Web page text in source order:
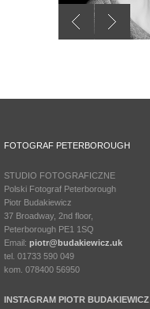
FOTOGRAF PETERBOROUGH
STUDIO FOTOGRAFICZNE
Polski Fotograf Peterborough
Piotr Budakiewicz
37 Broadway, 2nd floor,
Peterborough PE1 1SQ
Email: piotr@budakiewicz.uk
tel. 01733 590 049
kom. 078400 56950
INSTAGRAM PIOTR BUDAKIEWICZ